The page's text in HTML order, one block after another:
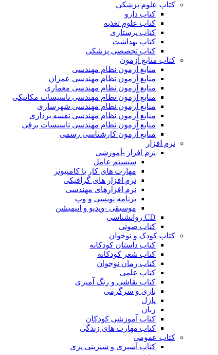
کتاب علوم پزشکی
کتاب دارو
کتاب علوم تغذیه
کتاب پرستاری
کتاب بهداشت
کتاب تخصصی پزشکی
کتاب منابع آزمون
منابع آزمون نظام مهندسی
منابع آزمون نظام مهندسی عمران
منابع آزمون نظام مهندسی معماری
منابع آزمون نظام مهندسی تاسیسات مکانیکی
منابع آزمون نظام مهندسی شهرسازی
منابع آزمون نظام مهندسی نقشه برداری
منابع آزمون نظام مهندسی تاسیسات برقی
منابع آزمون کارشناسی رسمی
نرم افزار
نرم افزار -آموزشی
سیستم عامل
مهارت های کار با کامپیوتر
نرم افزار های گرافیکی
نرم افزارهای مهندسی
برنامه نویسی و وب
موسیقی -ویدیو و انیمیشن
CD روانشناسی
کتاب صوتی
کتاب کودک و نوجوان
کتاب داستان کودکانه
کتاب شعر کودکانه
کتاب رمان نوجوان
کتاب علمی
کتاب نقاشی و رنگ آمیزی
بازی و سرگرمی
پازل
زبان
کتاب آموزشی کودکان
کتاب مهارت های زندگی
کتاب عمومی
کتاب آشپزی و شیرینی پزی